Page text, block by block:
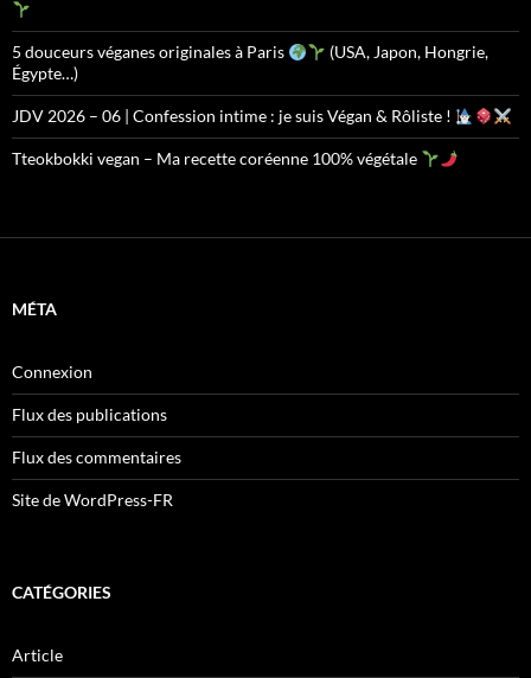
5 douceurs véganes originales à Paris
(USA, Japon, Hongrie,
Égypte…)
JDV 2026 – 06 | Confession intime : je suis Végan & Rôliste !
Tteokbokki vegan – Ma recette coréenne 100% végétale
MÉTA
Connexion
Flux des publications
Flux des commentaires
Site de WordPress-FR
CATÉGORIES
Article